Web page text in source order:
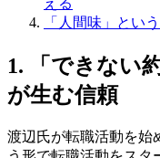
える
「人間味」とい
1. 「できない
が生む信頼
渡辺氏が転職活動を始